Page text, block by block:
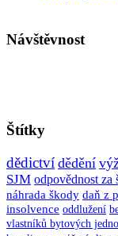
Návštěvnost
Štítky
dědictví dědění
SJM odpovědnost za
náhrada škody daň z
insolvence oddlužení
vlastníků bytových